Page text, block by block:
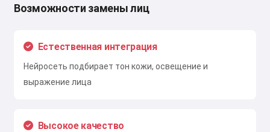
Возможности замены лиц
Естественная интеграция
Нейросеть подбирает тон кожи, освещение и
выражение лица
Высокое качество